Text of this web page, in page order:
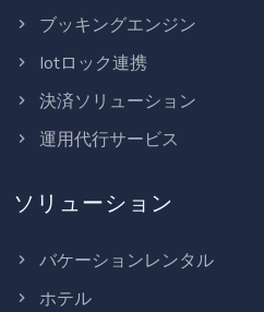
ブッキングエンジン
Iotロック連携
決済ソリューション
運用代行サービス
ソリューション
バケーションレンタル
ホテル